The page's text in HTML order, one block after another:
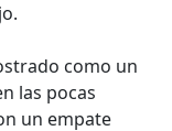
como un
las pocas
un empate